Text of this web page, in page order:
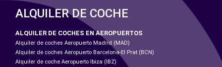
ALQUILER DE COCHE
ALQUILER DE COCHES EN AEROPUERTOS
Alquiler de coches Aeropuerto Madrid (MAD)
Alquiler de coches Aeropuerto Barcelona-El Prat (BCN)
Alquiler de coche Aeropuerto Ibiza (IBZ)